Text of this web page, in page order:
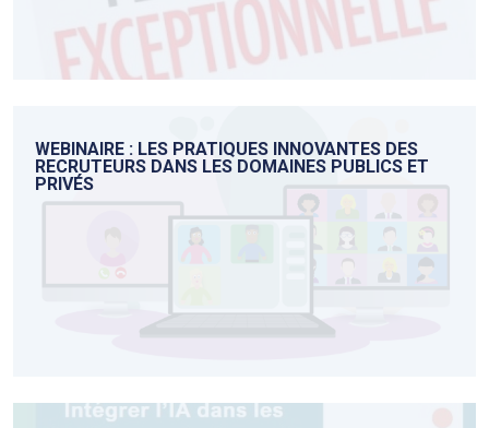
WEBINAIRE : LES PRATIQUES INNOVANTES DES
RECRUTEURS DANS LES DOMAINES PUBLICS ET
PRIVÉS